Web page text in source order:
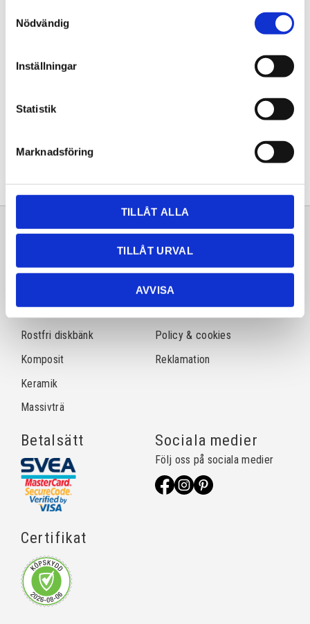
Nödvändig
Inställningar
Statistik
Marknadsföring
TILLÅT ALLA
TILLÅT URVAL
AVVISA
Lagervara
Artikelnr
20261241
Sortiment
Natursten
Rostfri diskbänk
Komposit
Keramik
Massivträ
Information
Frågor & svar
Köpvillkor
Policy & cookies
Reklamation
Betalsätt
Certifikat
Sociala medier
Följ oss på sociala medier